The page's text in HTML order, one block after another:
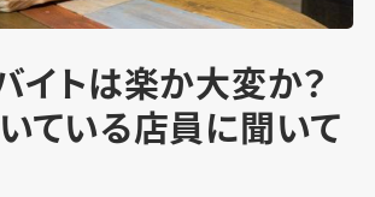
イトは楽か大変か？
ている店員に聞いて